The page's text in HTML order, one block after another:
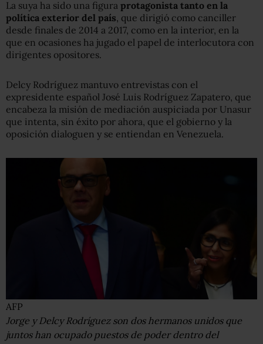
La suya ha sido una figura protagonista tanto en la
política exterior del país , que dirigió como canciller
desde finales de 2014 a 2017, como en la interior, en la
que en ocasiones ha jugado el papel de interlocutora con
dirigentes opositores.
Delcy Rodríguez mantuvo entrevistas con el
expresidente español José Luis Rodríguez Zapatero, que
encabeza la misión de mediación auspiciada por Unasur
que intenta, sin éxito por ahora, que el gobierno y la
oposición dialoguen y se entiendan en Venezuela.
AFP
Jorge y Delcy Rodríguez son dos hermanos unidos que
juntos han ocupado puestos de poder dentro del